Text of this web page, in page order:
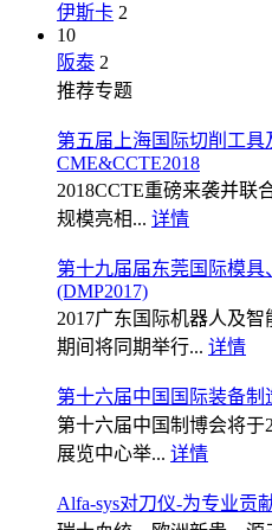
伊斯卡 2
10
阪泰 2
推荐专题
第五届上海国际切削工具
CME&CCTE2018
2018CCTE重磅来袭并联
规模亮相... 详情
第十九届届东莞国际模
(DMP2017)
2017广东国际机器人及
期间将同期举行... 详情
第十六届中国国际装备制
第十六届中国制博会将于
展览中心举... 详情
Alfa-sys对刀仪-为专业贡